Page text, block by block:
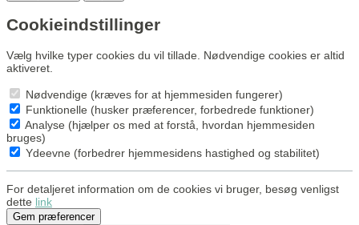
Cookieindstillinger
Vælg hvilke typer cookies du vil tillade. Nødvendige cookies er altid
aktiveret.
Nødvendige (kræves for at hjemmesiden fungerer)
Funktionelle (husker præferencer, forbedrede funktioner)
Analyse (hjælper os med at forstå, hvordan hjemmesiden
bruges)
Ydeevne (forbedrer hjemmesidens hastighed og stabilitet)
For detaljeret information om de cookies vi bruger, besøg venligst
dette link
Gem præferencer